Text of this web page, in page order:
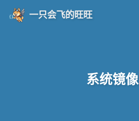
一只会飞的旺旺
系统镜像